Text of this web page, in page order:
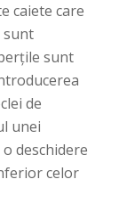
caiete care
sunt
sunt
de
unei
deschidere
celor